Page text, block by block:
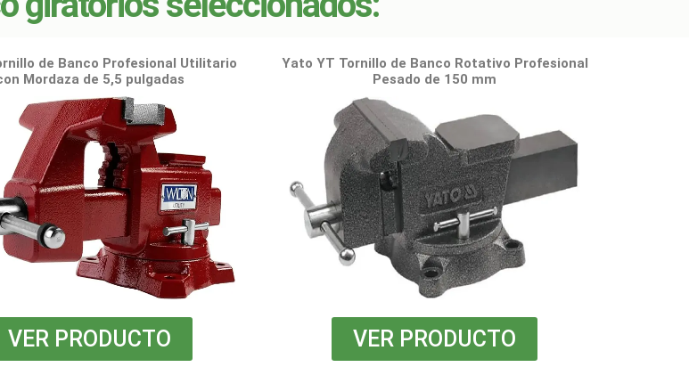
de Banco Profesional Utilitario
Mordaza de 5,5 pulgadas
VER PRODUCTO
Yato YT Tornillo de Banco Rotativo Profesional
Pesado de 150 mm
VER PRODUCTO